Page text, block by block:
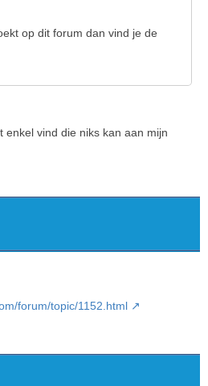
op dit forum dan vind je de
enkel vind die niks kan aan mijn
forum/topic/1152.html